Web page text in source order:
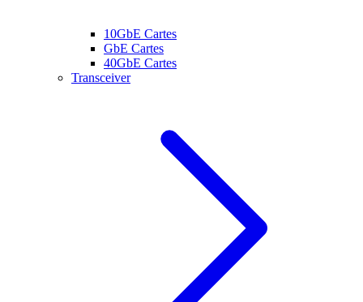
10GbE Cartes
GbE Cartes
40GbE Cartes
Transceiver